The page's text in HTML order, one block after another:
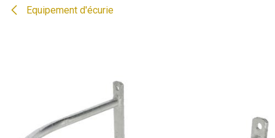
Equipement d'écurie